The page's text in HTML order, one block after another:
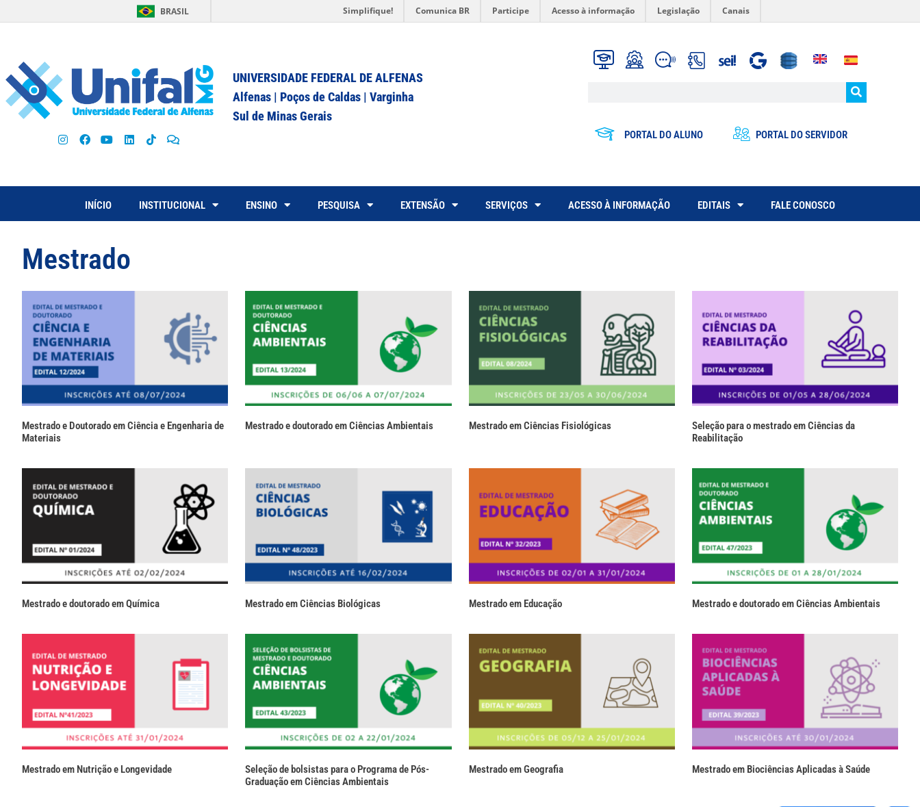
BRASIL Simplifique! Comunica BR Participe Acesso à informação Legislação Canais
UNIVERSIDADE FEDERAL DE ALFENAS
Alfenas | Poços de Caldas | Varginha
Sul de Minas Gerais
PORTAL DO ALUNO PORTAL DO SERVIDOR
INÍCIO INSTITUCIONAL ENSINO PESQUISA EXTENSÃO SERVIÇOS ACESSO À INFORMAÇÃO EDITAIS FALE CONOSCO
Mestrado
Mestrado e Doutorado em Ciência e Engenharia de
Materiais
Mestrado e doutorado em Ciências Ambientais Mestrado em Ciências Fisiológicas
Seleção para o mestrado em Ciências da
Reabilitação
Mestrado e doutorado em Química Mestrado em Ciências Biológicas Mestrado em Educação Mestrado e doutorado em Ciências Ambientais
Mestrado em Nutrição e Longevidade
Seleção de bolsistas para o Programa de Pós-
Graduação em Ciências Ambientais
Mestrado em Geografia Mestrado em Biociências Aplicadas à Saúde